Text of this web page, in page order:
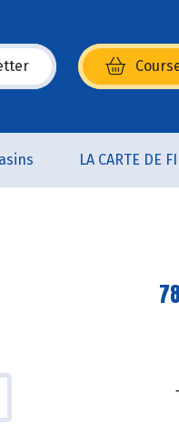
nouvelle fenêtre)